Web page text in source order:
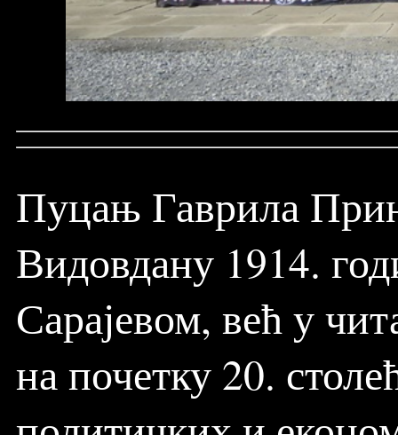
Пуцањ Гаврила
Видовдану 1914.
Сарајевом, већ у
на почетку 20.